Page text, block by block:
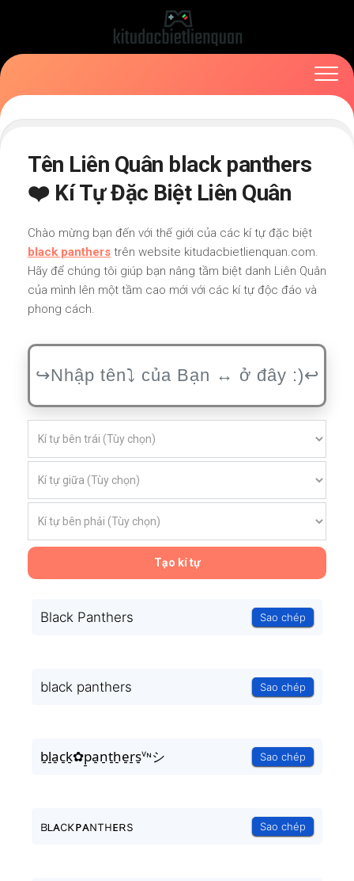
Tên Liên Quân black panthers
❤️ Kí Tự Đặc Biệt Liên Quân
Chào mừng bạn đến với thế giới của các kí tự đặc biệt
black panthers trên website kitudacbietlienquan.com.
Hãy để chúng tôi giúp bạn nâng tầm biệt danh Liên Quân
của mình lên một tầm cao mới với các kí tự độc đáo và
phong cách.
Tạo kí tự
Black Panthers Sao chép
black panthers Sao chép
b̠l̠a̠c̠k̠✿p̠a̠n̠t̠h̠e̠r̠s̠ᵛᶰシ Sao chép
ʙʟᴀcκᴘᴀɴтнᴇʀs Sao chép